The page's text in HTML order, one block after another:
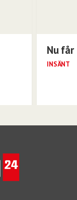
Nu
INSÄNT